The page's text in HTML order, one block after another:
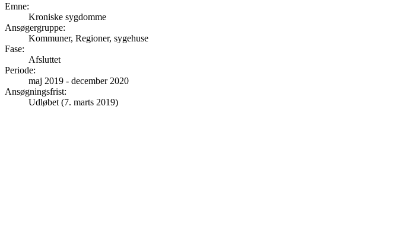
Emne:
Kroniske sygdomme
Ansøgergruppe:
Kommuner, Regioner, sygehuse
Fase:
Afsluttet
Periode:
maj 2019 - december 2020
Ansøgningsfrist:
Udløbet (7. marts 2019)